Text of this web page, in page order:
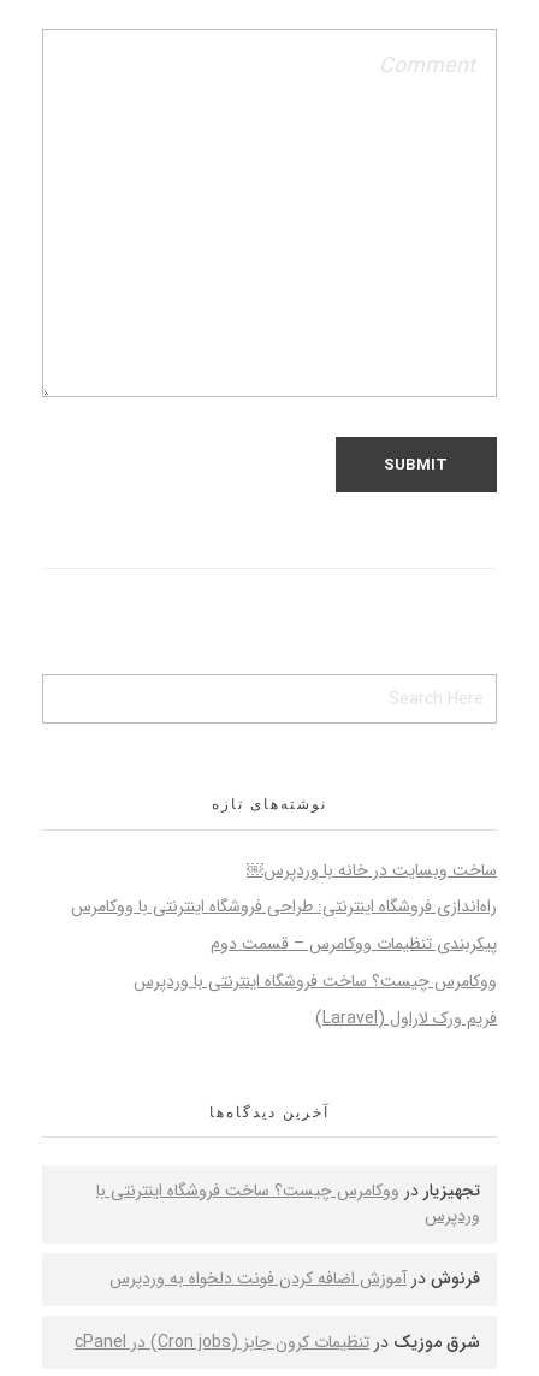
نوشته‌های تازه
ساخت وبسایت در خانه با وردپرس￼
راه‌اندازی فروشگاه اینترنتی: طراحی فروشگاه اینترنتی با ووکامرس
پیکربندی تنظیمات ووکامرس – قسمت دوم
ووکامرس چیست؟ ساخت فروشگاه اینترنتی با وردپرس
فریم ورک لاراول (Laravel)
آخرین دیدگاه‌ها
تجهیزیار در ووکامرس چیست؟ ساخت فروشگاه اینترنتی با
وردپرس
فرنوشدرآموزش اضافه کردن فونت دلخواه به وردپرس
شرق موزیک در تنظیمات کرون جابز (Cron jobs) در cPanel